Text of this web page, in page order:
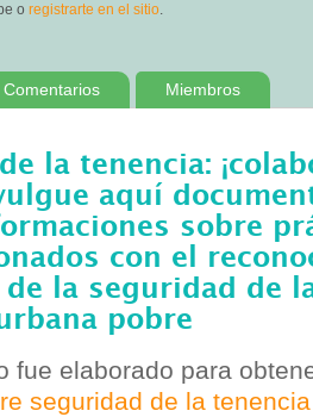
o registrarte en el sitio.
Comentarios Miembros
la tenencia:
aquí
sobre
con el
la seguridad de
pobre
fue elaborado para
seguridad de la tenencia